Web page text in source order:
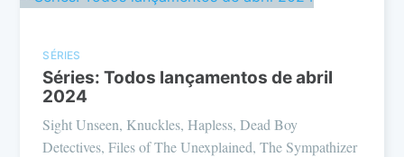
SÉRIES
Séries: Todos lançamentos de abril
2024
Sight Unseen, Knuckles, Hapless, Dead Boy
Detectives, Files of The Unexplained, The Sympathizer